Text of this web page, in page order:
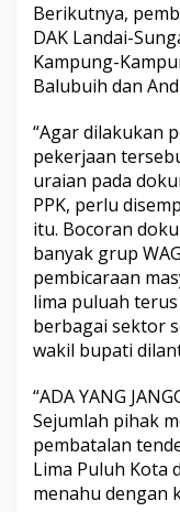
Berikutnya,
DAK Landai-
Kampung-
Balubuih dan
“Agar dilakukan
pekerjaan
uraian pada
PPK, perlu
itu. Bocoran
banyak grup
pembicaraan
lima puluah
berbagai sektor
wakil bupati
“ADA YANG
Sejumlah pihak
pembatalan
Lima Puluh Kota
menahu dengan